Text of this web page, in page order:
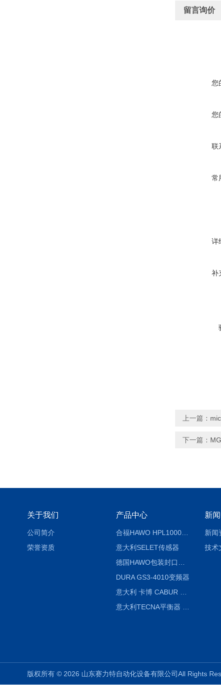
留言询价
您
您
联
常
详
补
上一篇：
下一篇：
关于我们
公司简介
荣誉资质
产品中心
合福HAWO HPL1000AS封口机
意大利SELET传感器
DURA GS3-4010变频器
新
新闻
技术
版权所有 © 2026 山东赛力特自动化设备有限公司All Rights